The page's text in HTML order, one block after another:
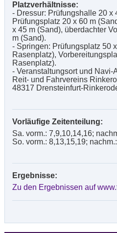
Platzverhältnisse:
- Dressur: Prüfungshalle 20 x
Prüfungsplatz 20 x 60 m
x 45 m (Sand), überdachter
m (Sand).
- Springen: Prüfungsplatz 50
Rasenplatz),
Rasenplatz).
- Veranstaltungsort und
Reit- und Fahrvereins
48317 Drensteinfurt-
Vorläufige Zeitenteilung:
Sa. vorm.: 7,9,10,14,16;
So. vorm.: 8,13,15,19;
Ergebnisse:
Zu den Ergebnissen auf